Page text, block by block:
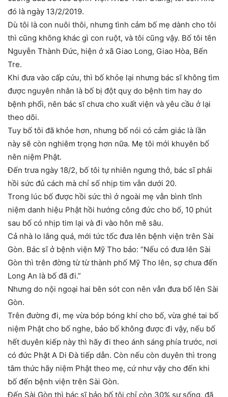
đó là ngày 13/2/2019.
Dù tôi là con nuôi thôi, nhưng tình cảm bố mẹ dành cho tôi
thì cũng không khác gì con ruột, và tôi cũng vậy. Bố tôi tên
Nguyễn Thành Đức, hiện ở xã Giao Long, Giao Hòa, Bến
Tre.
Khi đưa vào cấp cứu, thì bố khỏe lại nhưng bác sĩ không tìm
được nguyên nhân là bố bị đột quỵ do bệnh tim hay do
bệnh phổi, nên bác sĩ chưa cho xuất viện và yêu cầu ở lại
theo dõi.
Tuy bố tôi đã khỏe hơn, nhưng bố nói có cảm giác là lần
này sẽ còn nghiêm trọng hơn nữa. Mẹ tôi mới khuyên bố
nên niệm Phật.
Đến trưa ngày 18/2, bố tôi tự nhiên ngưng thở, bác sĩ phải
hồi sức đủ cách mà chỉ số nhịp tim vẫn dưới 20.
Trong lúc bố được hồi sức thì ở ngoài mẹ vẫn bình tĩnh
niệm danh hiệu Phật hồi hướng công đức cho bố, 10 phút
sau bố có nhịp tim lại và đi vào hôn mê sâu.
Cả nhà lo lắng quá, mới tức tốc đưa lên bệnh viện trên Sài
Gòn. Bác sĩ ở bệnh viện Mỹ Tho bảo: “Nếu có đưa lên Sài
Gòn thì trên đờng từ từ thành phố Mỹ Tho lên, sợ chưa đến
Long An là bố đã đi.”
Nhưng do nội ngoại hai bên sót con nên vẫn đưa bố lên Sài
Gòn.
Trên đường đi, mẹ vừa bóp bóng khí cho bố, vừa ghé tai bố
niệm Phật cho bố nghe, bảo bố không được đi vậy, nếu bố
hết duyên kiếp này thì hãy đi theo ánh sáng phía trước, nơi
có đức Phật A Di Đà tiếp dẫn. Còn nếu còn duyên thì trong
tâm thức hãy niệm Phật theo mẹ, cứ như vậy cho đến khi
bố đến bệnh viện trên Sài Gòn.
Đến Sài Gòn thì bác sĩ bảo bố tôi chỉ còn 30% sự sống, đã